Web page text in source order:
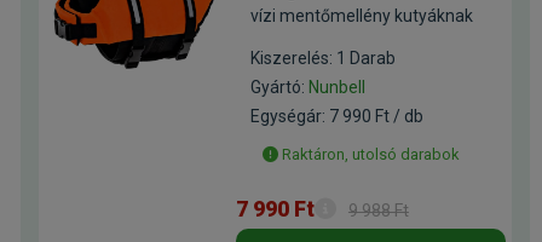
vízi mentőmellény kutyáknak
Kiszerelés: 1 Darab
Gyártó: Nunbell
Egységár: 7 990 Ft / db
Raktáron, utolsó darabok
7 990 Ft 9 988 Ft